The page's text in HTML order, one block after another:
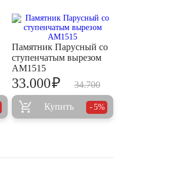
Памятник Парусный со
ступенчатым вырезом
AM1515
34.700
33.000₽
Купить 5%